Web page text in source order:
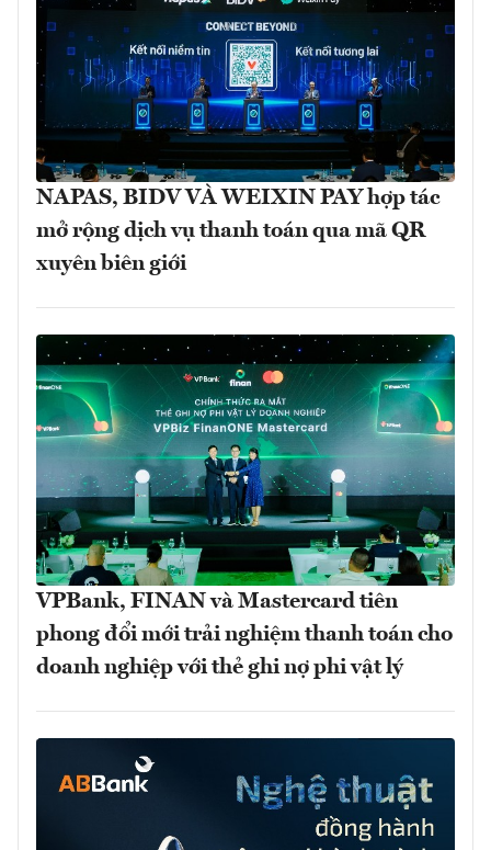
NAPAS, BIDV VÀ WEIXIN PAY hợp tác
mở rộng dịch vụ thanh toán qua mã QR
xuyên biên giới
VPBank, FINAN và Mastercard tiên
phong đổi mới trải nghiệm thanh toán cho
doanh nghiệp với thẻ ghi nợ phi vật lý